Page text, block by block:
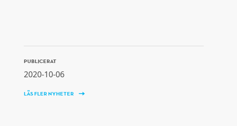
PUBLICERAT
2020-10-06
LÄS FLER NYHETER